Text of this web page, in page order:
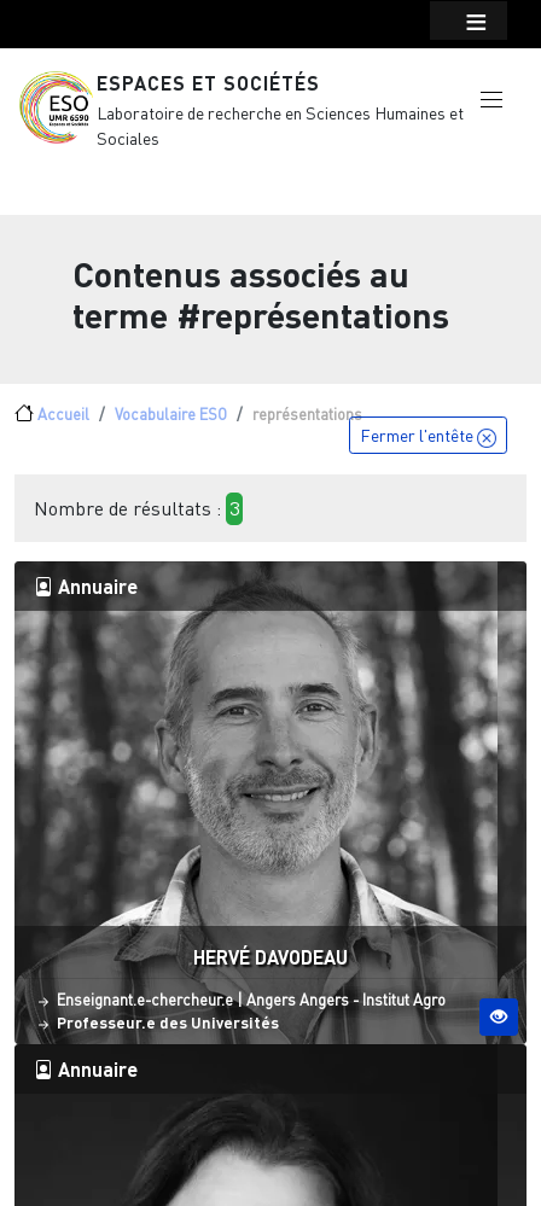
ESPACES ET SOCIÉTÉS
Laboratoire de recherche en Sciences Humaines et
Sociales
Contenus associés au
terme #représentations
Fil d'Ariane
Accueil Vocabulaire ESO représentations
Fermer l'entête
Nombre de résultats : 3
Annuaire
HERVÉ DAVODEAU
Statut
Enseignant.e-chercheur.e|Site ESO
AngersAngers - Institut Agro
Professeur.e des Universités
Annuaire